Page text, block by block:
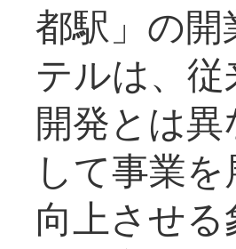
都駅」の
テルは、
開発とは
して事業
向上させ